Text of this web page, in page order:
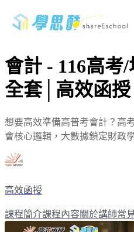
會計 - 116高考
全套│高效函授
想要高效準備高普考會計？高
會核心邏輯，大數據鎖定財政
高效函授
課程簡介課程內容關於講師常